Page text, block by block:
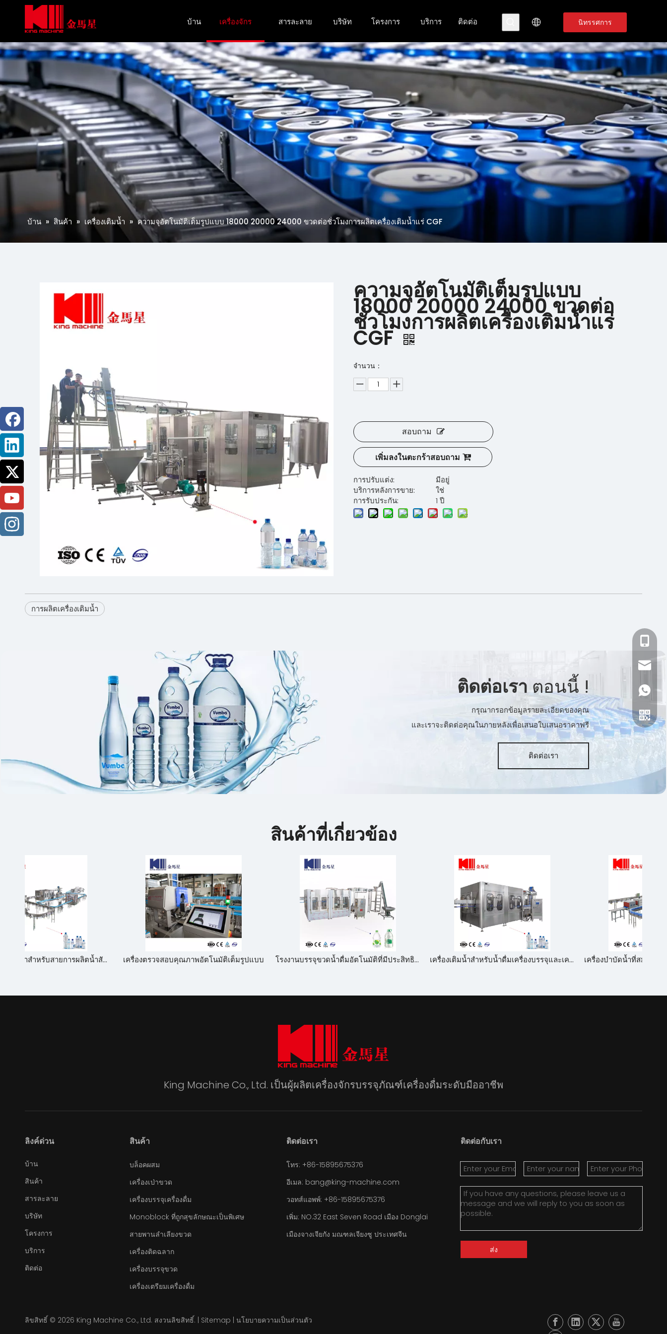
บ้าน เครื่องจักร สารละลาย บริษัท โครงการ บริการ ติดต่อ นิทรรศการ
บ้าน » สินค้า » เครื่องเติมน้ำ » ความจุอัตโนมัติเต็มรูปแบบ 18000 20000 24000 ขวดต่อชั่วโมงการผลิตเครื่องเติมน้ำแร่ CGF
ความจุอัตโนมัติเต็มรูปแบบ
18000 20000 24000 ขวดต่อ
ชั่วโมงการผลิตเครื่องเติมน้ำแร่
CGF
จำนวน：
สอบถาม
เพิ่มลงในตะกร้าสอบถาม
การปรับแต่ง:
มีอยู่
บริการหลังการขาย:
ใช่
การรับประกัน:
1 ปี
การผลิตเครื่องเติมน้ำ
ติดต่อเรา ตอนนี้ !
กรุณากรอกข้อมูลรายละเอียดของคุณ
และเราจะติดต่อคุณในภายหลังเพื่อเสนอใบเสนอราคาฟรี
ติดต่อเรา
สินค้าที่เกี่ยวข้อง
เครื่องตรวจสอบคุณภาพอัตโนมัติเต็มรูปแบบ โรงงานบรรจุขวดน้ำดื่มอัตโนมัติที่มีประสิทธิภาพสูง-400-800bph ขนาดใหญ่ที่มีความจุขวดไส้ เครื่องเติมน้ำสำหรับน้ำดื่มเครื่องบรรจุและเครื่องฉลากสำหรับน้ำดื่ม เครื่องบำบัดน้ำที่สมบูรณ์สายการเติมเต็มการเป่าบรรจุภัณฑ์ที่สมบูรณ์ (ห่อ) วันที่รหัส
King Machine Co., Ltd. เป็นผู้ผลิตเครื่องจักรบรรจุภัณฑ์เครื่องดื่มระดับมืออาชีพ
ลิงค์ด่วน
บ้าน
สินค้า
สารละลาย
บริษัท
โครงการ
บริการ
ติดต่อ
สินค้า
บล็อคผสม
เครื่องเป่าขวด
เครื่องบรรจุเครื่องดื่ม
Monoblock ที่ถูกสุขลักษณะเป็นพิเศษ
สายพานลำเลียงขวด
เครื่องติดฉลาก
เครื่องบรรจุขวด
เครื่องเตรียมเครื่องดื่ม
ติดต่อเรา
โทร: +86-15895675376
อีเมล: bang@king-machine.com
วอทส์แอพพ์: +86-15895675376
เพิ่ม: NO.32 East Seven Road เมือง Donglai
เมืองจางเจียกัง มณฑลเจียงซู ประเทศจีน
+86-
+86-
ติดต่อกับเรา
ส่ง
ลิขสิทธิ์ © 2026 King Machine Co., Ltd. สงวนลิขสิทธิ์. | Sitemap นโยบายความเป็นส่วนตัว